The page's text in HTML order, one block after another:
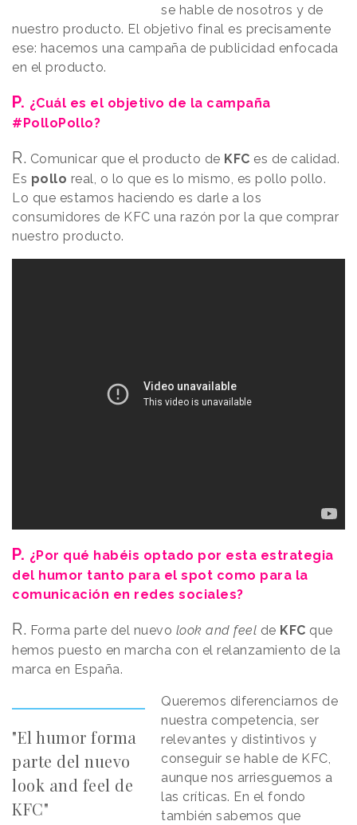
se hable de nosotros y de
nuestro producto. El objetivo final es precisamente
ese: hacemos una campaña de publicidad enfocada
en el producto.
P. ¿Cuál es el objetivo de la campaña
#PolloPollo?
R. Comunicar que el producto de KFC es de calidad.
Es pollo real, o lo que es lo mismo, es pollo pollo.
Lo que estamos haciendo es darle a los
consumidores de KFC una razón por la que comprar
nuestro producto.
P. ¿Por qué habéis optado por esta estrategia
del humor tanto para el spot como para la
comunicación en redes sociales?
R. Forma parte del nuevo look and feel de KFC que
hemos puesto en marcha con el relanzamiento de la
marca en España.
"El humor forma
parte del nuevo
look and feel de
KFC"
Queremos diferenciarnos de
nuestra competencia, ser
relevantes y distintivos y
conseguir se hable de KFC,
aunque nos arriesguemos a
las críticas. En el fondo
también sabemos que